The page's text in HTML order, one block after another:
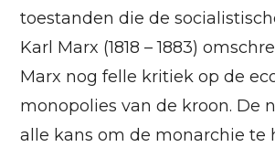
toestanden die de
Karl Marx (1818 – 1883)
Marx nog felle kritiek op de
monopolies van de kroon. De
alle kans om de monarchie te